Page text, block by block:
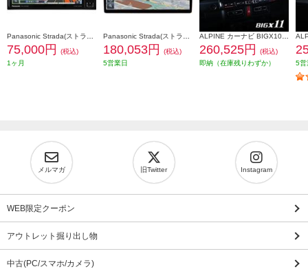
75,000円
(税込)
1ヶ月
180,053円
(税込)
5営業日
260,525円
(税込)
即納（在庫残りわずか）
5営
メルマガ 旧Twitter Instagram
WEB限定クーポン
アウトレット掘り出し物
中古(PC/スマホ/カメラ)